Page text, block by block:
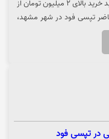
کالباس میتوانید تا 500 هزار تومان تخفیف، با سبد خرید بالای 2 میلیون تومان از
تپسی فود در شهر مشهد،
تپسی فود، روی گزینه "خرید